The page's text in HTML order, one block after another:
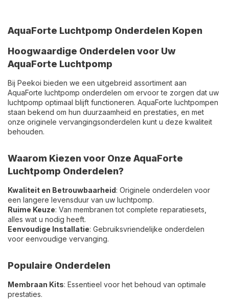
AquaForte Luchtpomp Onderdelen Kopen
Hoogwaardige Onderdelen voor Uw
AquaForte Luchtpomp
Bij Peekoi bieden we een uitgebreid assortiment aan
AquaForte luchtpomp onderdelen om ervoor te zorgen dat uw
luchtpomp optimaal blijft functioneren. AquaForte luchtpompen
staan bekend om hun duurzaamheid en prestaties, en met
onze originele vervangingsonderdelen kunt u deze kwaliteit
behouden.
Waarom Kiezen voor Onze AquaForte
Luchtpomp Onderdelen?
Kwaliteit en Betrouwbaarheid: Originele onderdelen voor
een langere levensduur van uw luchtpomp.
Ruime Keuze: Van membranen tot complete reparatiesets,
alles wat u nodig heeft.
Eenvoudige Installatie: Gebruiksvriendelijke onderdelen
voor eenvoudige vervanging.
Populaire Onderdelen
Membraan Kits: Essentieel voor het behoud van optimale
prestaties.